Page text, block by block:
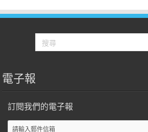
電子報
訂閱我們的電子報